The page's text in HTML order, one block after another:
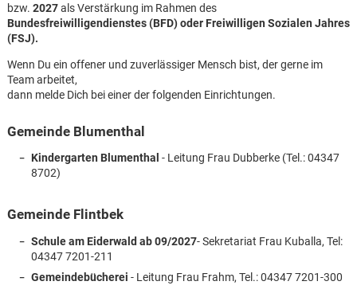
bzw. 2027als Verstärkung im Rahmen des
Bundesfreiwilligendienstes (BFD) oder Freiwilligen Sozialen Jahres
(FSJ).
Wenn Du ein offener und zuverlässiger Mensch bist, der gerne im
Team arbeitet,
dann melde Dich bei einer der folgenden Einrichtungen.
Gemeinde Blumenthal
Kindergarten Blumenthal - Leitung Frau Dubberke (Tel.: 04347
8702)
Gemeinde Flintbek
Schule am Eiderwald ab 09/2027- Sekretariat Frau Kuballa, Tel:
04347 7201-211
Gemeindebücherei - Leitung Frau Frahm, Tel.: 04347 7201-300